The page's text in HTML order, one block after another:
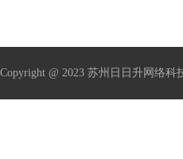
Copyright @ 2023 苏州日日升网络